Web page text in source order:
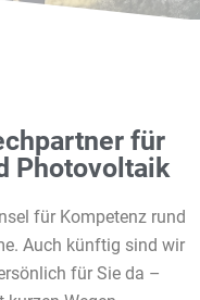
für
Photovoltaik
für Kompetenz rund
Auch künftig sind wir
für Sie da –